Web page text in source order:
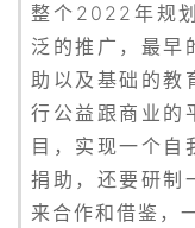
整个2022年规
泛的推广，最早
助以及基础的教
行公益跟商业的
目，实现一个自
捐助，还要研制
来合作和借鉴，